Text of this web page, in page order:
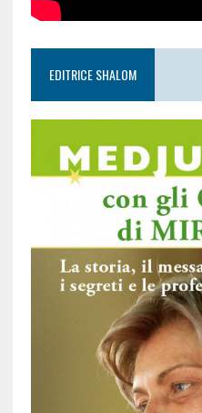
EDITRICE SHALOM